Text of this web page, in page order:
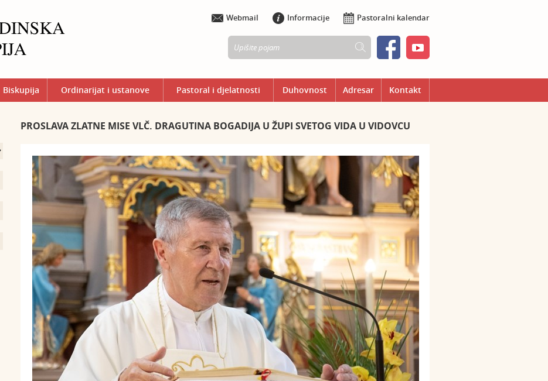
Webmail Informacije Pastoralni kalendar
Biskupija Ordinarijat i ustanove Pastoral i djelatnosti Duhovnost Adresar Kontakt
​PROSLAVA ZLATNE MISE VLČ. DRAGUTINA BOGADIJA U ŽUPI SVETOG VIDA U VIDOVCU